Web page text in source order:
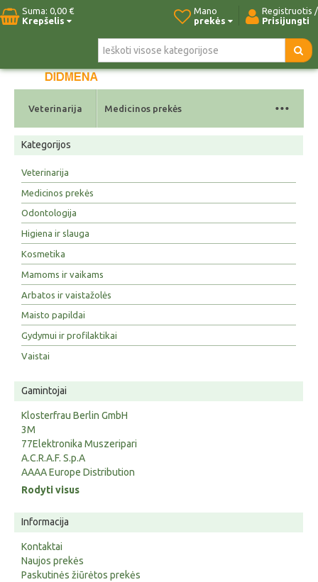
Suma: 0,00 €
Krepšelis
Registruotis /
Prisijungti
Mano
prekės
Pradžia Naujos prekės Kontaktai
Veterinarija Medicinos prekės ...
Kategorijos
Veterinarija
Medicinos prekės
Odontologija
Higiena ir slauga
Kosmetika
Mamoms ir vaikams
Arbatos ir vaistažolės
Maisto papildai
Gydymui ir profilaktikai
Vaistai
Gamintojai
Klosterfrau Berlin GmbH
3M
77Elektronika Muszeripari
A.C.R.A.F. S.p.A
AAAA Europe Distribution
Rodyti visus
Informacija
Kontaktai
Naujos prekės
Paskutinės žiūrėtos prekės